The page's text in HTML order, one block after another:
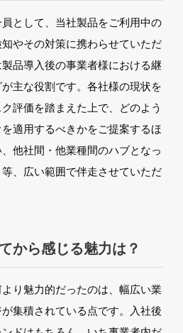
として、当社製品をご利用中の
やその対策に携わらせていただ
品導入後の事業者様における継
主な役割です。各社様の現状を
評価を踏まえた上で、どのよう
適用するべきかをご提案するほ
他社間・他業種間のハブとなっ
、広い範囲で伴走させていただ
から感じる魅力は？
り魅力的だったのは、幅広い業
集積されている点です。入社後